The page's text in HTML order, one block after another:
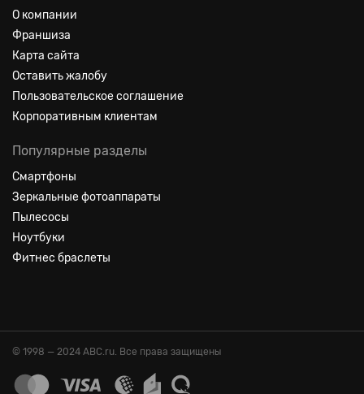
О компании
Франшиза
Карта сайта
Оставить жалобу
Пользовательское соглашение
Корпоративным клиентам
Популярные разделы
Смартфоны
Зеркальные фотоаппараты
Пылесосы
Ноутбуки
Фитнес браслеты
© 1998 — 2024 ABC.ru. Все права защищены